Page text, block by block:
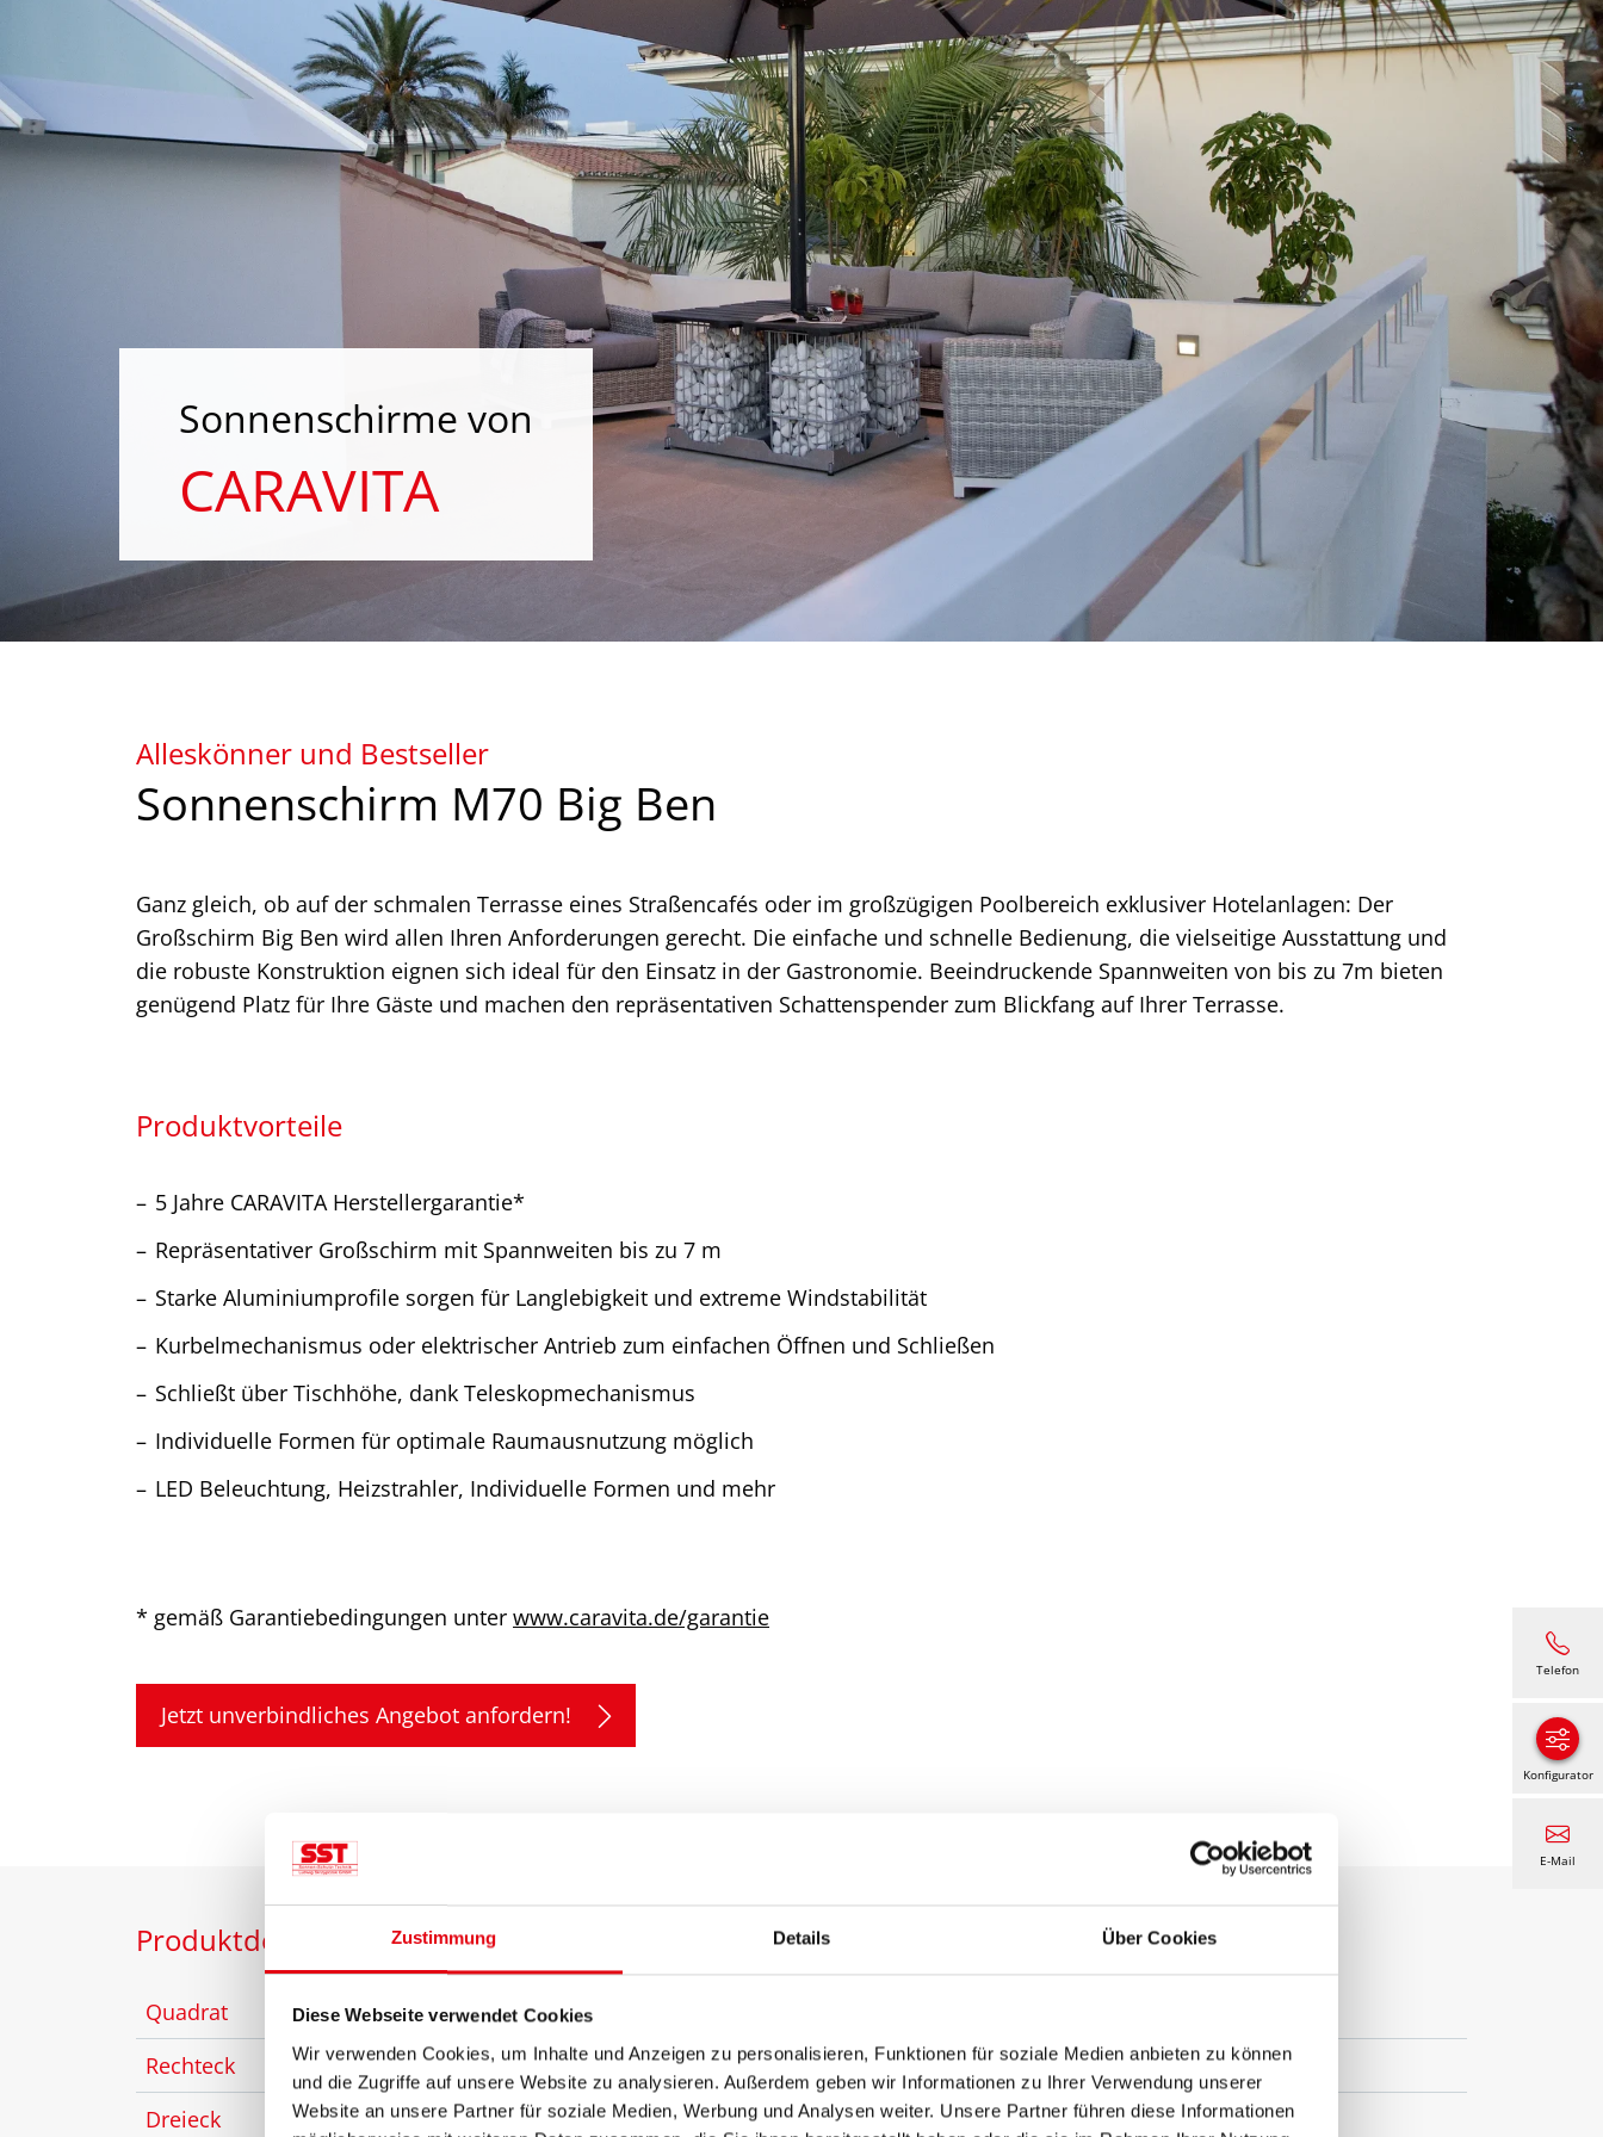
Zustimmung Details Über Cookies
Diese Webseite verwendet Cookies
Wir verwenden Cookies, um Inhalte und Anzeigen zu personalisieren, Funktionen für soziale Medien anbieten zu können
und die Zugriffe auf unsere Website zu analysieren. Außerdem geben wir Informationen zu Ihrer Verwendung unserer
Website an unsere Partner für soziale Medien, Werbung und Analysen weiter. Unsere Partner führen diese Informationen
Sonnenschirme von
CARAVITA
Alleskönner und Bestseller
Sonnenschirm M70 Big Ben
Ganz gleich, ob auf der schmalen Terrasse eines Straßencafés oder im großzügigen Poolbereich exklusiver Hotelanlagen: Der
Großschirm Big Ben wird allen Ihren Anforderungen gerecht. Die einfache und schnelle Bedienung, die vielseitige Ausstattung und
die robuste Konstruktion eignen sich ideal für den Einsatz in der Gastronomie. Beeindruckende Spannweiten von bis zu 7m bieten
genügend Platz für Ihre Gäste und machen den repräsentativen Schattenspender zum Blickfang auf Ihrer Terrasse.
Produktvorteile
5 Jahre CARAVITA Herstellergarantie*
Repräsentativer Großschirm mit Spannweiten bis zu 7 m
Starke Aluminiumprofile sorgen für Langlebigkeit und extreme Windstabilität
Kurbelmechanismus oder elektrischer Antrieb zum einfachen Öffnen und Schließen
Schließt über Tischhöhe, dank Teleskopmechanismus
Individuelle Formen für optimale Raumausnutzung möglich
LED Beleuchtung, Heizstrahler, Individuelle Formen und mehr
* gemäß Garantiebedingungen unter www.caravita.de/garantie
Jetzt unverbindliches Angebot anfordern!
Produktdetails
Quadrat
max. 600 x 600 cm
Rechteck
max. 500 x 700 cm
Dreieck
max. 600 cm
Telefon
Konfigurator
E-Mail